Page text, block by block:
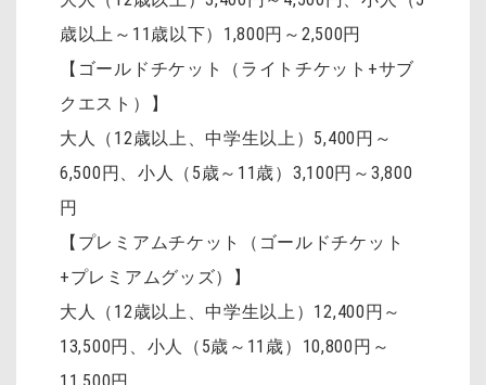
歳以上～11歳以下）1,800円～2,500円
【ゴールドチケット（ライトチケット+サブ
クエスト）】
大人（12歳以上、中学生以上）5,400円～
6,500円、小人（5歳～11歳）3,100円～3,800
円
【プレミアムチケット（ゴールドチケット
+プレミアムグッズ）】
大人（12歳以上、中学生以上）12,400円～
13,500円、小人（5歳～11歳）10,800円～